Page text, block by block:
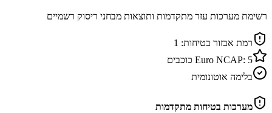
רשימת מערכות עזר מתקדמות ותוצאות מבחני ריסוק רשמיים
רמת אבזור בטיחות: 1
Euro NCAP: 5
כוכבים
בלימה אוטונומית
מערכות בטיחות מתקדמות